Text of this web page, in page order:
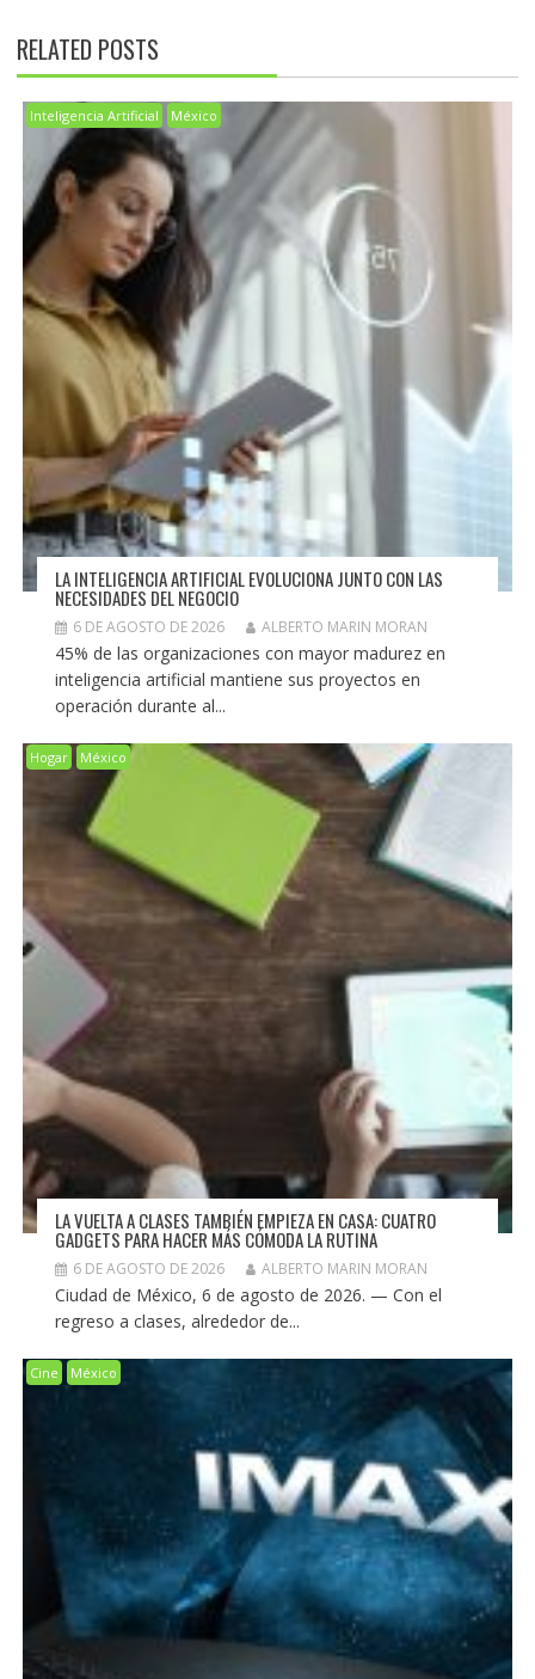
RELATED POSTS
Inteligencia Artificial México
LA INTELIGENCIA ARTIFICIAL EVOLUCIONA JUNTO CON LAS
NECESIDADES DEL NEGOCIO
6 DE AGOSTO DE 2026 ALBERTO MARIN MORAN
45% de las organizaciones con mayor madurez en
inteligencia artificial mantiene sus proyectos en
operación durante al...
Hogar México
LA VUELTA A CLASES TAMBIÉN EMPIEZA EN CASA: CUATRO
GADGETS PARA HACER MÁS CÓMODA LA RUTINA
6 DE AGOSTO DE 2026 ALBERTO MARIN MORAN
Ciudad de México, 6 de agosto de 2026. — Con el
regreso a clases, alrededor de...
Cine México